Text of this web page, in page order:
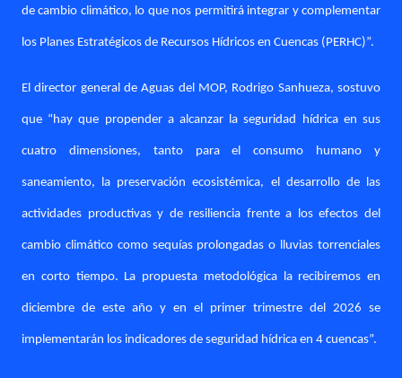
de cambio climático, lo que nos permitirá integrar y complementar
los Planes Estratégicos de Recursos Hídricos en Cuencas (PERHC)”.
El director general de Aguas del MOP, Rodrigo Sanhueza, sostuvo
que “hay que propender a alcanzar la seguridad hídrica en sus
cuatro dimensiones, tanto para el consumo humano y
saneamiento, la preservación ecosistémica, el desarrollo de las
actividades productivas y de resiliencia frente a los efectos del
cambio climático como sequías prolongadas o lluvias torrenciales
en corto tiempo. La propuesta metodológica la recibiremos en
diciembre de este año y en el primer trimestre del 2026 se
implementarán los indicadores de seguridad hídrica en 4 cuencas”.